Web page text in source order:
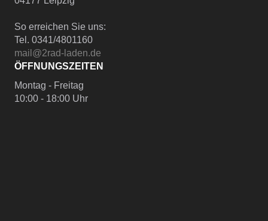
So erreichen Sie uns:
Tel. 0341/4801160
mail@2rad-laden.de
ÖFFNUNGSZEITEN
Montag - Freitag
10:00 - 18:00 Uhr